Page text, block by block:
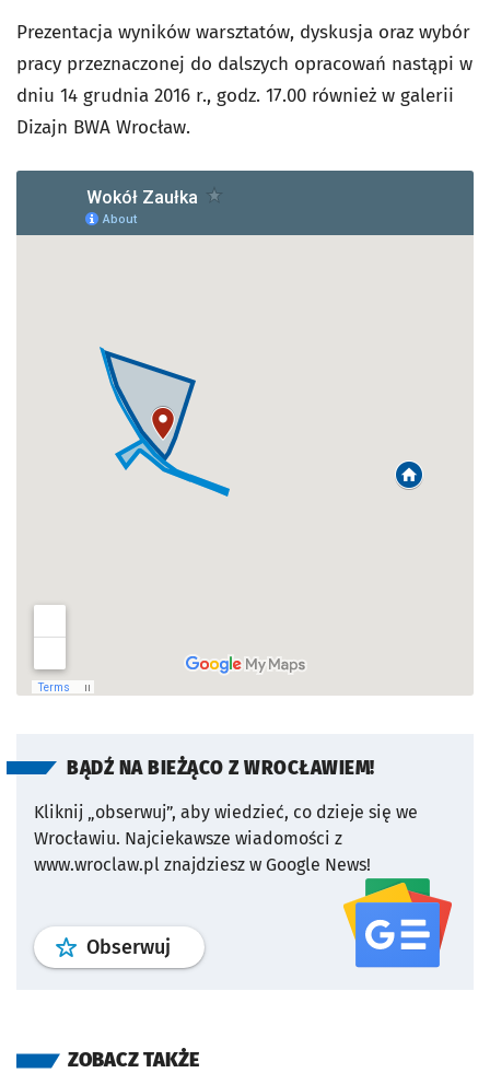
Prezentacja wyników warsztatów, dyskusja oraz wybór
pracy przeznaczonej do dalszych opracowań nastąpi w
dniu 14 grudnia 2016 r., godz. 17.00 również w galerii
Dizajn BWA Wrocław.
BĄDŹ NA BIEŻĄCO Z WROCŁAWIEM!
Kliknij „obserwuj”, aby wiedzieć, co dzieje się we
Wrocławiu. Najciekawsze wiadomości z
www.wroclaw.pl znajdziesz w Google News!
Obserwuj profil serwisu
ZOBACZ TAKŻE